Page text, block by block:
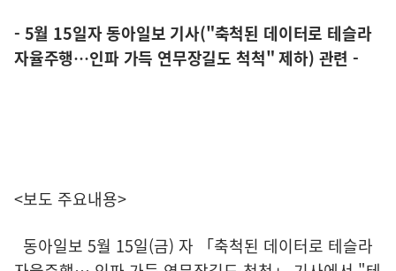
- 5월 15일자 동아일보 기사("축척된 데이터로 테슬라
자율주행…인파 가득 연무장길도 척척" 제하) 관련 -
<보도 주요내용>
동아일보 5월 15일(금) 자 「축척된 데이터로 테슬라